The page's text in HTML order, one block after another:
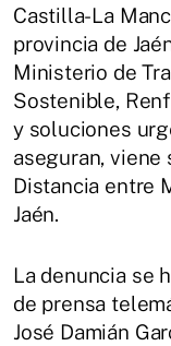
Castilla-La
provincia de
Ministerio de
Sostenible,
y soluciones
aseguran,
Distancia entre
Jaén.
La denuncia se
de prensa
José Damián